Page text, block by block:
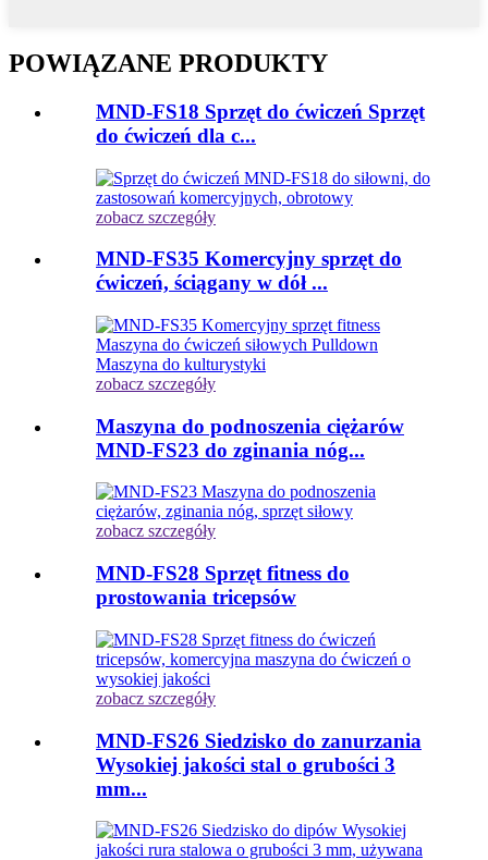
POWIĄZANE PRODUKTY
MND-FS18 Sprzęt do ćwiczeń Sprzęt
do ćwiczeń dla c...
zobacz szczegóły
MND-FS35 Komercyjny sprzęt do
ćwiczeń, ściągany w dół ...
zobacz szczegóły
Maszyna do podnoszenia ciężarów
MND-FS23 do zginania nóg...
zobacz szczegóły
MND-FS28 Sprzęt fitness do
prostowania tricepsów
zobacz szczegóły
MND-FS26 Siedzisko do zanurzania
Wysokiej jakości stal o grubości 3
mm...